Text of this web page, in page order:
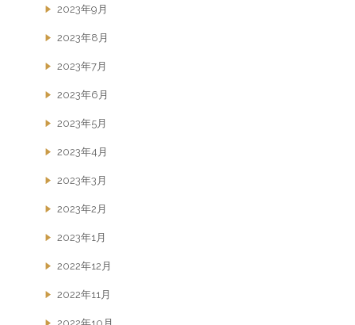
2023年9月
2023年8月
2023年7月
2023年6月
2023年5月
2023年4月
2023年3月
2023年2月
2023年1月
2022年12月
2022年11月